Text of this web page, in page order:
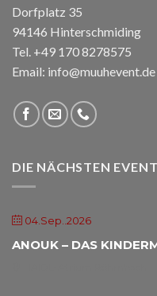
Dorfplatz 35
94146 Hinterschmiding
Tel. +49 170 8278575
Email: info@muuhevent.de
DIE NÄCHSTEN
04.Sep..2026
ANOUK – DAS